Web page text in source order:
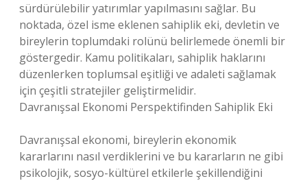
sürdürülebilir yatırımlar yapılmasını sağlar. Bu
noktada, özel isme eklenen sahiplik eki, devletin ve
bireylerin toplumdaki rolünü belirlemede önemli bir
göstergedir. Kamu politikaları, sahiplik haklarını
düzenlerken toplumsal eşitliği ve adaleti sağlamak
için çeşitli stratejiler geliştirmelidir.
Davranışsal Ekonomi Perspektifinden Sahiplik Eki
Davranışsal ekonomi, bireylerin ekonomik
kararlarını nasıl verdiklerini ve bu kararların ne gibi
psikolojik, sosyo-kültürel etkilerle şekillendiğini